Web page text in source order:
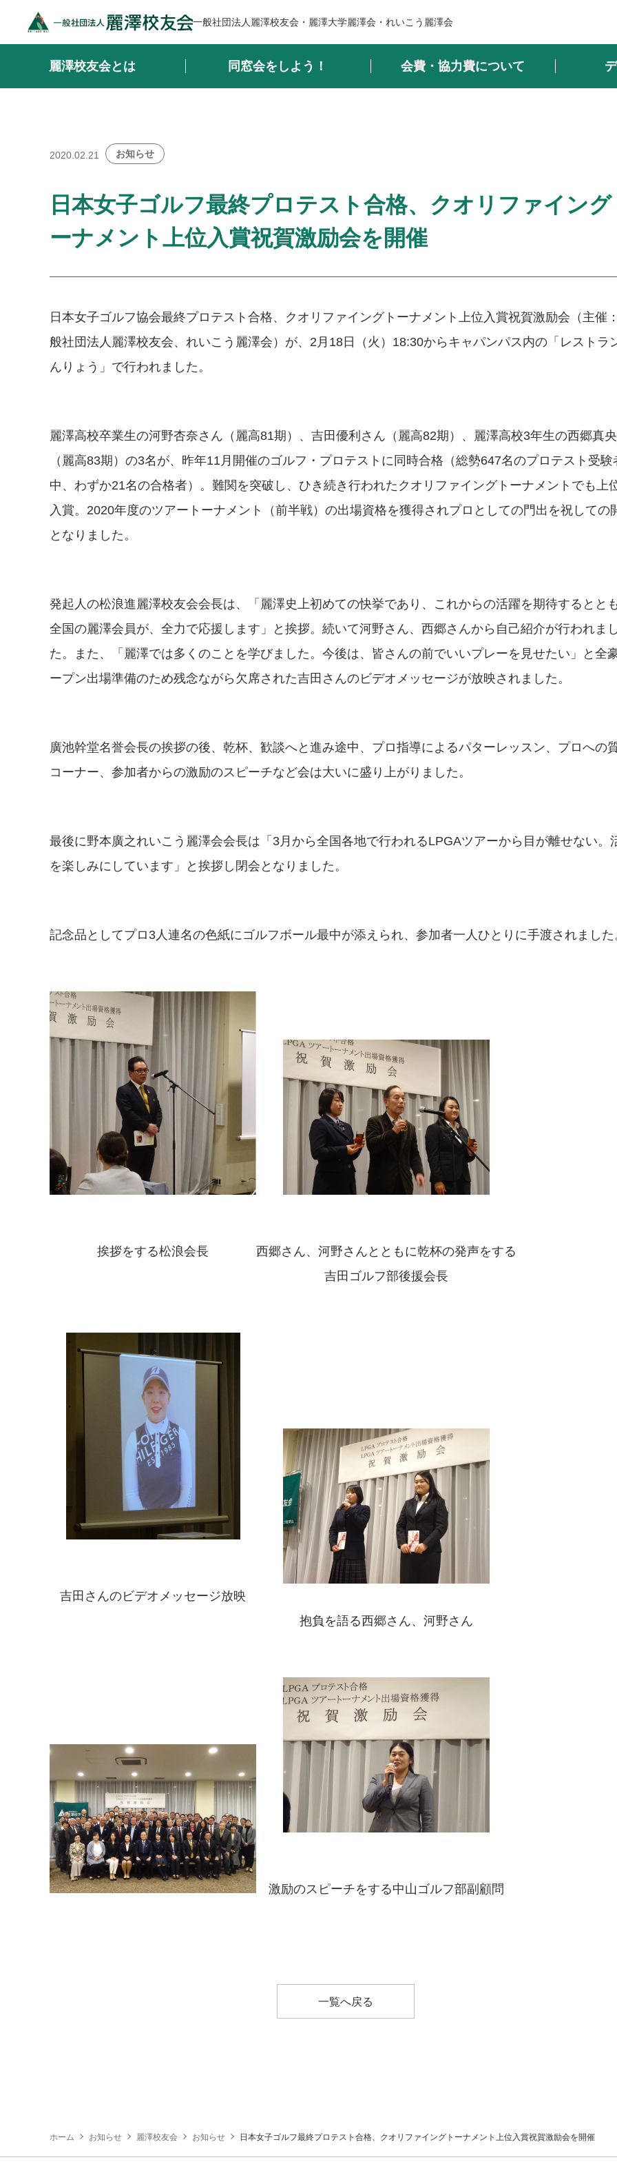
一般社団法人麗澤校友会・麗澤大学麗澤会・れいこう麗澤会
麗澤校友会とは 同窓会をしよう！ 会費・協力費について
2020.02.21 お知らせ
日本女子ゴルフ最終プロテスト合格、クオリファイング
ーナメント上位入賞祝賀激励会を開催
日本女子ゴルフ協会最終プロテスト合格、クオリファイングトーナメント上位入賞祝賀激励会（主催
般社団法人麗澤校友会、れいこう麗澤会）が、2月18日（火）18:30からキャパンパス内の「レストラ
んりょう」で行われました。
麗澤高校卒業生の河野杏奈さん（麗高81期）、吉田優利さん（麗高82期）、麗澤高校3年生の西郷真
（麗高83期）の3名が、昨年11月開催のゴルフ・プロテストに同時合格（総勢647名のプロテスト受験
中、わずか21名の合格者）。難関を突破し、ひき続き行われたクオリファイングトーナメントでも上
入賞。2020年度のツアートーナメント（前半戦）の出場資格を獲得されプロとしての門出を祝しての
となりました。
発起人の松浪進麗澤校友会会長は、「麗澤史上初めての快挙であり、これからの活躍を期待するとと
全国の麗澤会員が、全力で応援します」と挨拶。続いて河野さん、西郷さんから自己紹介が行われま
た。また、「麗澤では多くのことを学びました。今後は、皆さんの前でいいプレーを見せたい」と全
ープン出場準備のため残念ながら欠席された吉田さんのビデオメッセージが放映されました。
廣池幹堂名誉会長の挨拶の後、乾杯、歓談へと進み途中、プロ指導によるパターレッスン、プロへの
コーナー、参加者からの激励のスピーチなど会は大いに盛り上がりました。
最後に野本廣之れいこう麗澤会会長は「3月から全国各地で行われるLPGAツアーから目が離せない。
を楽しみにしています」と挨拶し閉会となりました。
記念品としてプロ3人連名の色紙にゴルフボール最中が添えられ、参加者一人ひとりに手渡されました
挨拶をする松浪会長
西郷さん、河野さんとともに乾杯の発声をする
吉田ゴルフ部後援会長
吉田さんのビデオメッセージ放映
抱負を語る西郷さん、河野さん
激励のスピーチをする中山ゴルフ部副顧問
一覧へ戻る
ホーム お知らせ 麗澤校友会 お知らせ 日本女子ゴルフ最終プロテスト合格、クオリファイングトーナメント上位入賞祝賀激励会を開催